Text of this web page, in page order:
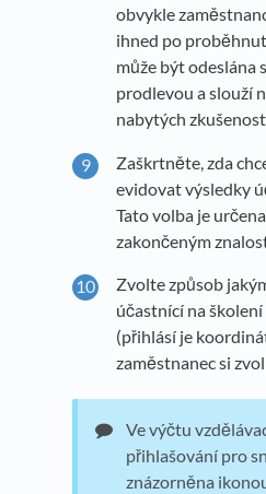
obvykle
ihned po
může být odeslána
prodlevou a slouží
nabytých
Zaškrtněte, zda
evidovat výsledky
Tato volba je
zakončeným
Zvolte způsob
účastnící na
(přihlásí je
zaměstnanec si
Ve výčtu
přihlašování pro
znázorněna